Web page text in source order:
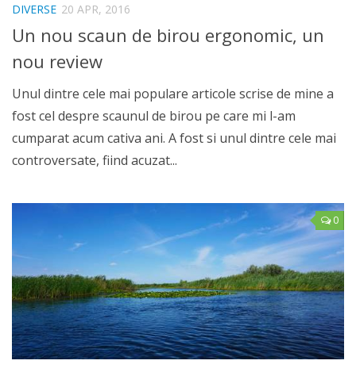
DIVERSE 20 APR, 2016
Un nou scaun de birou ergonomic, un
nou review
Unul dintre cele mai populare articole scrise de mine a
fost cel despre scaunul de birou pe care mi l-am
cumparat acum cativa ani. A fost si unul dintre cele mai
controversate, fiind acuzat...
0